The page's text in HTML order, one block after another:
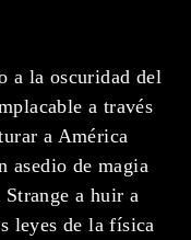
a la oscuridad del
a través
a América
asedio de magia
a huir a
leyes de la física